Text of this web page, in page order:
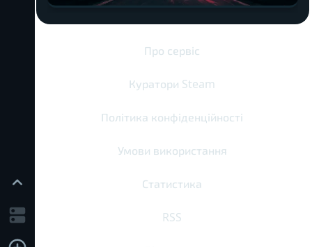
Про сервіс
Куратори Steam
Політика конфіденційності
Умови використання
Статистика
RSS